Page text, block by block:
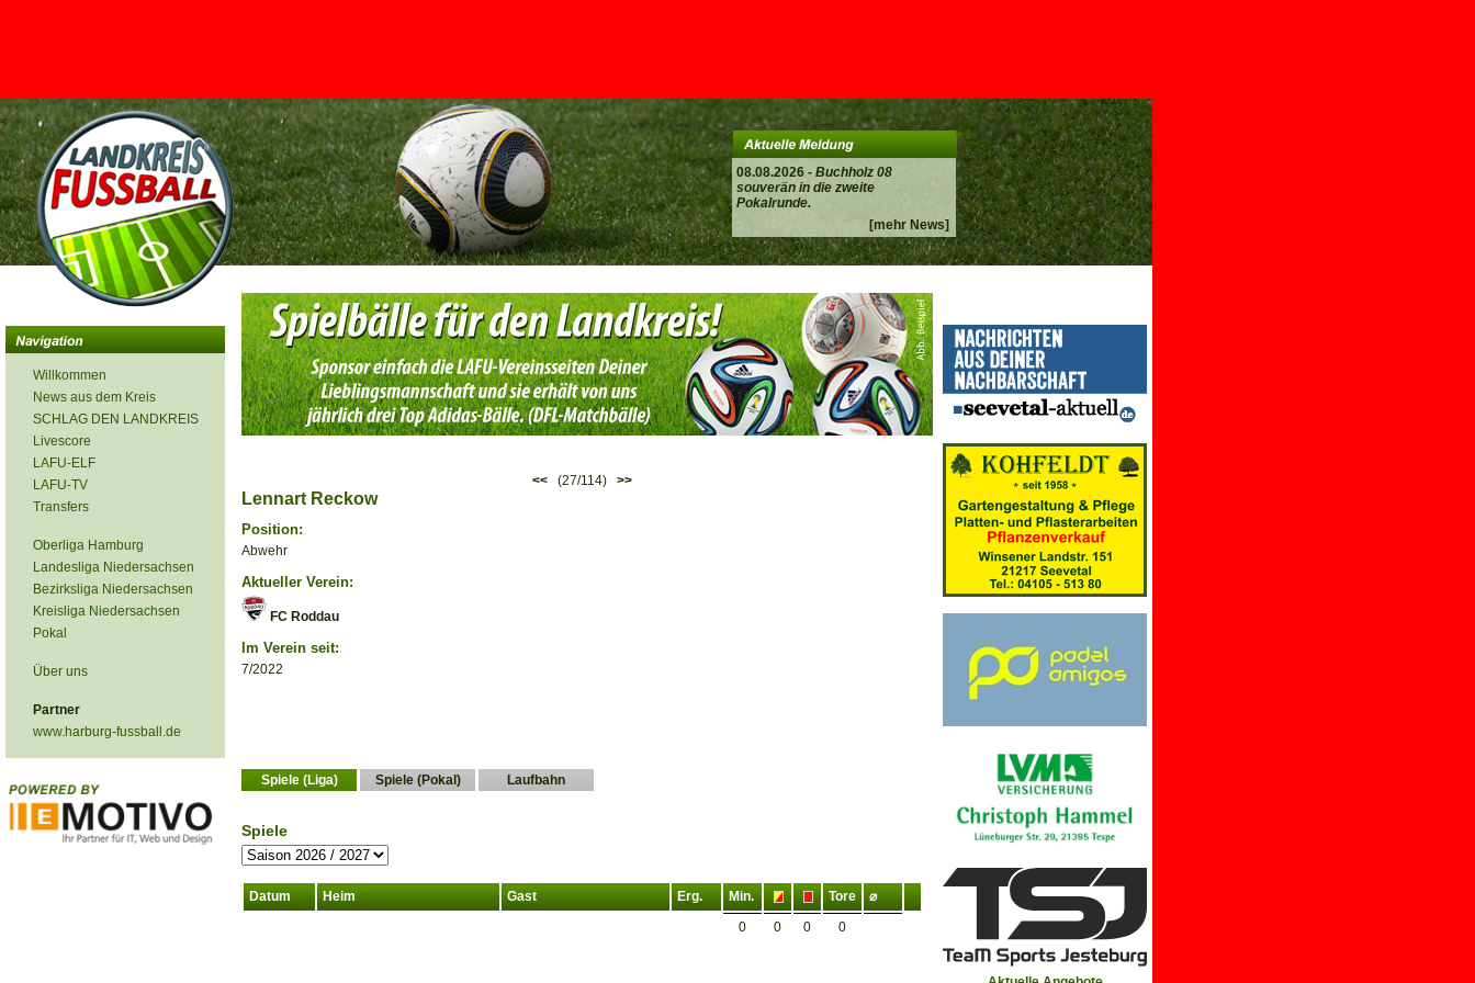
08.08.2026 - Buchholz 08
souverän in die zweite
Pokalrunde.
[mehr News]
<
Willkommen
News aus dem Kreis
SCHLAG DEN LANDKREIS
Livescore
LAFU-ELF
LAFU-TV
Transfers
Oberliga Hamburg
Landesliga Niedersachsen
Bezirksliga Niedersachsen
Kreisliga Niedersachsen
Pokal
Über uns
Partner
www.harburg-fussball.de
<< (27/114) >>
Lennart Reckow
Position:
Abwehr
Aktueller Verein:
FC Roddau
Im Verein seit:
7/2022
Spiele (Liga) Spiele (Pokal) Laufbahn
Spiele
Datum Heim Gast Erg. Min. Tore
⌀
0
0 0 0